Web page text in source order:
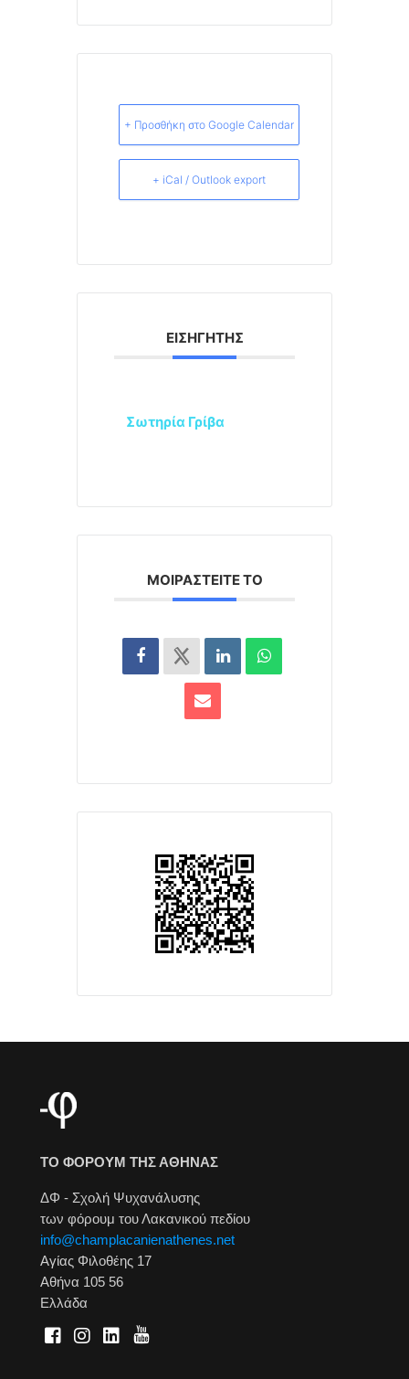
+ Προσθήκη στο Google Calendar
+ iCal / Outlook export
ΕΙΣΗΓΗΤΉΣ
Σωτηρία Γρίβα
ΜΟΙΡΑΣΤΕΊΤΕ ΤΟ
ΤΟ ΦΟΡΟΥΜ ΤΗΣ ΑΘΗΝΑΣ
ΔΦ - Σχολή Ψυχανάλυσης
των φόρουμ του Λακανικού πεδίου
info@champlacanienathenes.net
Αγίας Φιλοθέης 17
Αθήνα 105 56
Ελλάδα